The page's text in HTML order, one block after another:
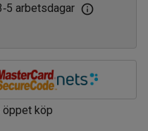
‑5 arbetsdagar
öppet köp